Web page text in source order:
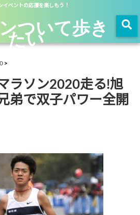
イベントの応援を楽しもう！
ついて歩き
たい
ラソン2020走る!旭
弟で双子パワー全開